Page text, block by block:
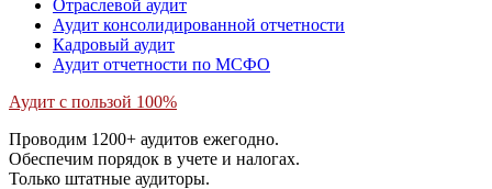
Отраслевой аудит
Аудит консолидированной отчетности
Кадровый аудит
Аудит отчетности по МСФО
Аудит с пользой 100%
Проводим 1200+ аудитов ежегодно.
Обеспечим порядок в учете и налогах.
Только штатные аудиторы.